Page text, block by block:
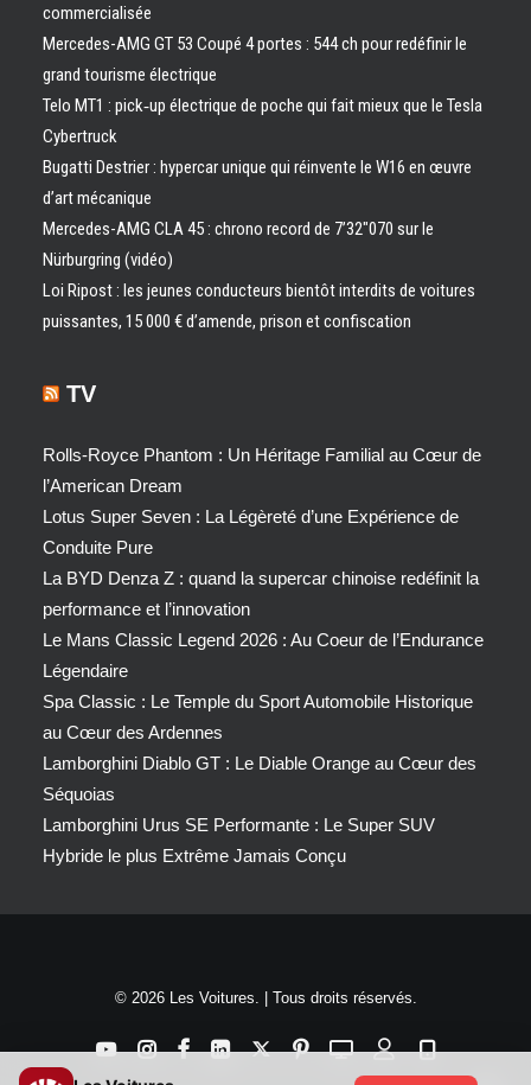
commercialisée
Mercedes-AMG GT 53 Coupé 4 portes : 544 ch pour redéfinir le
grand tourisme électrique
Telo MT1 : pick‑up électrique de poche qui fait mieux que le Tesla
Cybertruck
Bugatti Destrier : hypercar unique qui réinvente le W16 en œuvre
d’art mécanique
Mercedes-AMG CLA 45 : chrono record de 7’32″070 sur le
Nürburgring (vidéo)
Loi Ripost : les jeunes conducteurs bientôt interdits de voitures
puissantes, 15 000 € d’amende, prison et confiscation
TV
Rolls-Royce Phantom : Un Héritage Familial au Cœur de
l’American Dream
Lotus Super Seven : La Légèreté d’une Expérience de
Conduite Pure
La BYD Denza Z : quand la supercar chinoise redéfinit la
performance et l’innovation
Le Mans Classic Legend 2026 : Au Coeur de l’Endurance
Légendaire
Spa Classic : Le Temple du Sport Automobile Historique
au Cœur des Ardennes
Lamborghini Diablo GT : Le Diable Orange au Cœur des
Séquoias
Lamborghini Urus SE Performante : Le Super SUV
Hybride le plus Extrême Jamais Conçu
© 2026 Les Voitures. | Tous droits réservés.